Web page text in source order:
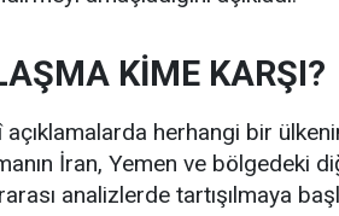
KİME KARŞI?
açıklamalarda herhangi bir
İran, Yemen ve bölgedeki
analizlerde tartışılmaya